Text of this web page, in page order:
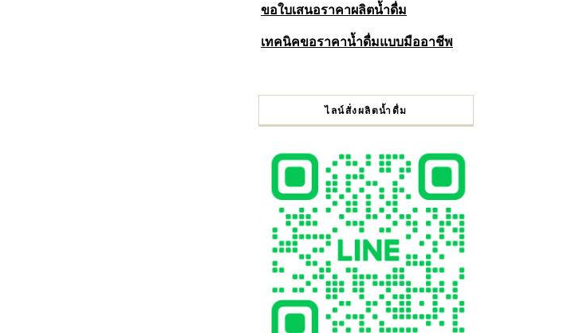
ขอใบเสนอราคาผลิตน้ำดื่ม
เทคนิคขอราคาน้ำดื่มแบบมืออาชีพ
ไลน์สั่งผลิตน้ำดื่ม